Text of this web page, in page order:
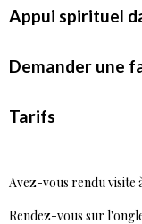
Appui spirituel
Demander une
Tarifs
Avez-vous rendu visite
Rendez-vous sur